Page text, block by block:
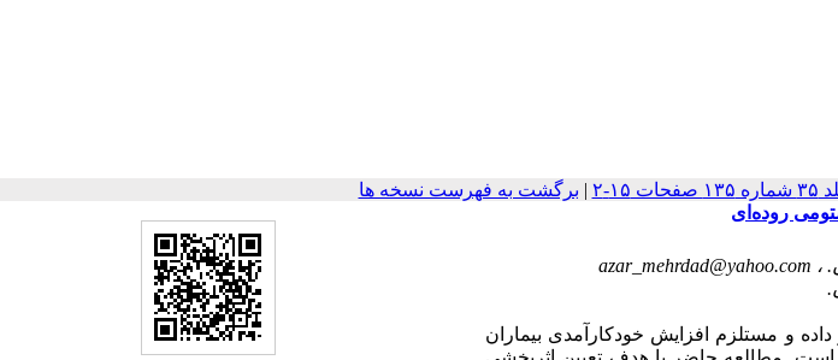
صفحات ۱۵-۲ | برگشت به فهرست نسخه ها
روده‌ای
azar_mehrdad@yahoo.com
و مستلزم افزایش خودکارآمدی بیماران